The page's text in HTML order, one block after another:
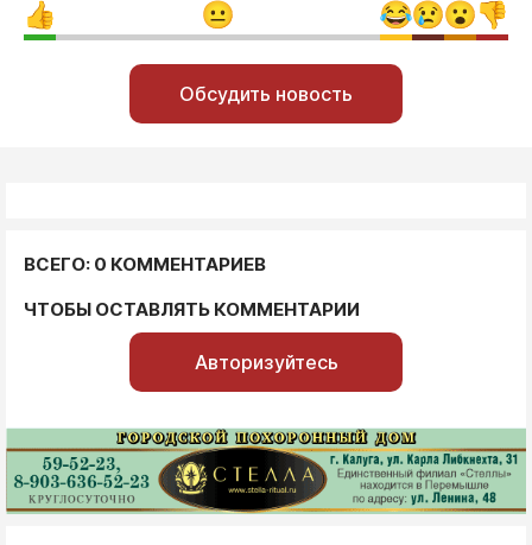
Обсудить новость
ВСЕГО: 0 КОММЕНТАРИЕВ
ЧТОБЫ ОСТАВЛЯТЬ КОММЕНТАРИИ
Авторизуйтесь